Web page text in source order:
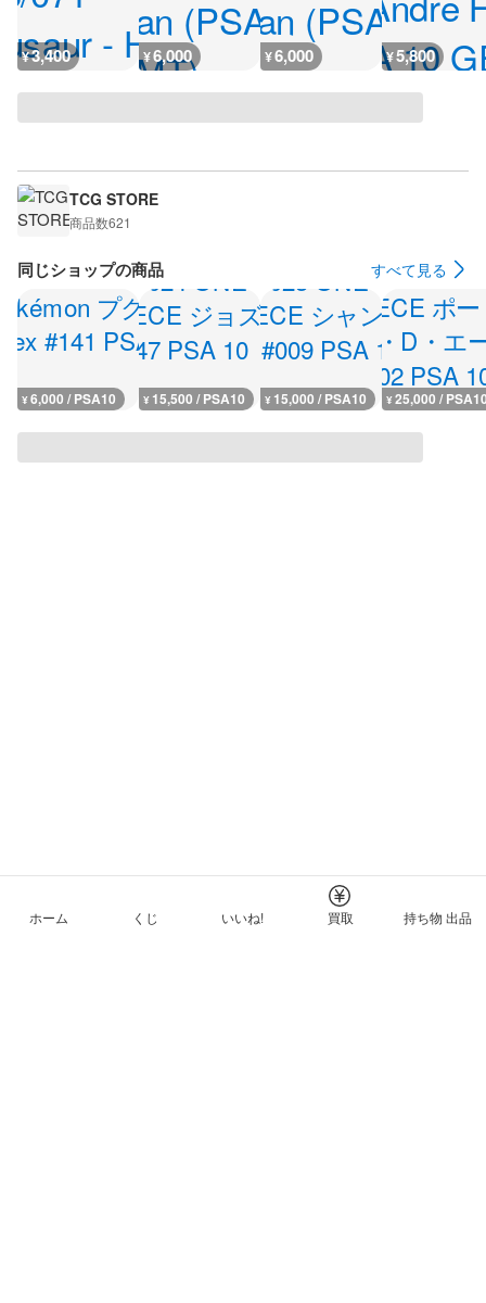
¥3,400 ¥6,000 ¥6,000 ¥5,800
TCG STORE
商品数621
同じショップの商品 すべて見る
¥6,000 / PSA10 ¥ 15,500 / PSA10 ¥ 15,000 / PSA10 ¥25,000 /
ホーム くじ いいね! 買取 持ち物 出品